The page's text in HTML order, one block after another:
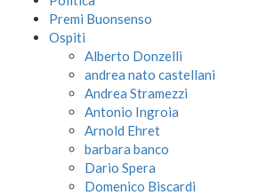
Premi Buonsenso
Ospiti
Alberto Donzelli
andrea nato castellani
Andrea Stramezzi
Antonio Ingroia
Arnold Ehret
barbara banco
Dario Spera
Domenico Biscardi